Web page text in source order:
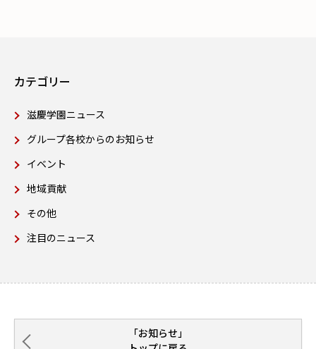
カテゴリー
滋慶学園ニュース
グループ各校からのお知らせ
イベント
地域貢献
その他
注目のニュース
「お知らせ」